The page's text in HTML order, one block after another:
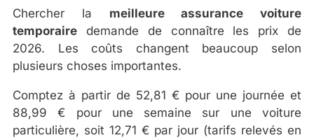
Chercher la meilleure assurance voiture
temporaire demande de connaître les prix de
2026. Les coûts changent beaucoup selon
plusieurs choses importantes.
Comptez à partir de 52,81 € pour une journée et
88,99 € pour une semaine sur une voiture
particulière, soit 12,71 € par jour (tarifs relevés en